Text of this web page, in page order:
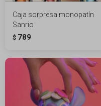
Caja sorpresa monopatín
Sanrio
$ 789